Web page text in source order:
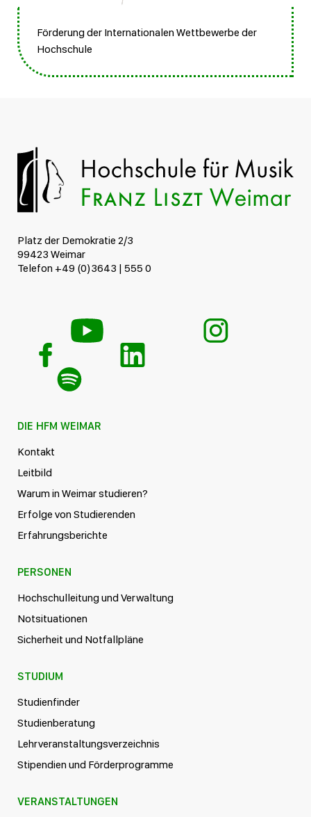
Förderung der Internationalen Wettbewerbe der
Hochschule
Platz der Demokratie 2/3
99423 Weimar
Telefon +49 (0)3643 | 555 0
DIE HFM WEIMAR
Kontakt
Leitbild
Warum in Weimar studieren?
Erfolge von Studierenden
Erfahrungsberichte
PERSONEN
Hochschulleitung und Verwaltung
Notsituationen
Sicherheit und Notfallpläne
STUDIUM
Studienfinder
Studienberatung
Lehrveranstaltungsverzeichnis
Stipendien und Förderprogramme
VERANSTALTUNGEN